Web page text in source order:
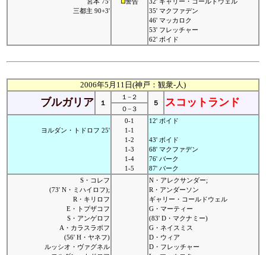
三都主 90+3'
35' マクファデン
46' マッカロク
53' フレッチャー
62' ボイド
2006年5月11日(神戸：観衆-人)
ブルガリア １
１−２
５
スコットランド
０−３
ヨルダン・トドロフ 25'
0-1
1-1
1-2
1-3
1-4
1-5
12' ボイド
43' ボイド
68' マクファデン
76' バーク
87' バーク
S・コレフ
(73' N・ミハイロフ);
R・キリロフ
E・トプザコフ
S・アンゲロフ
A・カラスラボフ
(56' H・ヤネフ)
ルッシオ・ヴァグネル
N・アレクサンダー;
R・アンダーソン
ギャリー・コールドウェル
G・マーティー
(83' D・マクナミー)
G・ネイスミス
D・ウィア
D・フレッチャー